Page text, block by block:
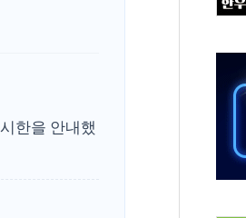
천 선재도 갯벌서 해루질 중 실종 60대 나흘
합' 꺼낸 김민석에 '뻔뻔' 받아친 정청래…
한을 안내했